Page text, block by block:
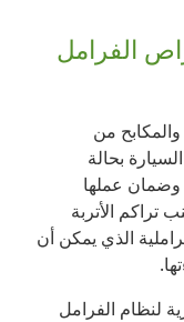
الفرامل
من
بحالة
وضمان عملها
تراكم الأتربة
الذي يمكن أن
لنظام الفرامل